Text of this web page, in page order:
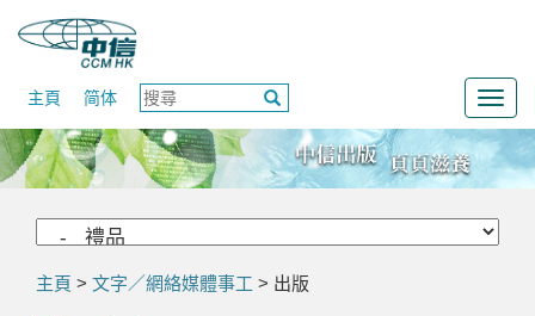
主頁 简体
主頁 > 文字／網絡媒體事工 > 出版